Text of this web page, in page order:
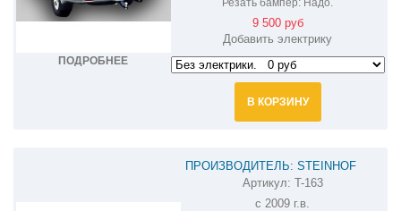
ПОДРОБНЕЕ
9 500 руб
Добавить электрику
В КОРЗИНУ
ПРОИЗВОДИТЕЛЬ: STEINHOF
ФАРКОП НА LEXUS GX 460 T-163
Артикул: T-163
с 2009 г.в.